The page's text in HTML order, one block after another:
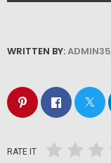
WRITTEN BY:
RATE IT